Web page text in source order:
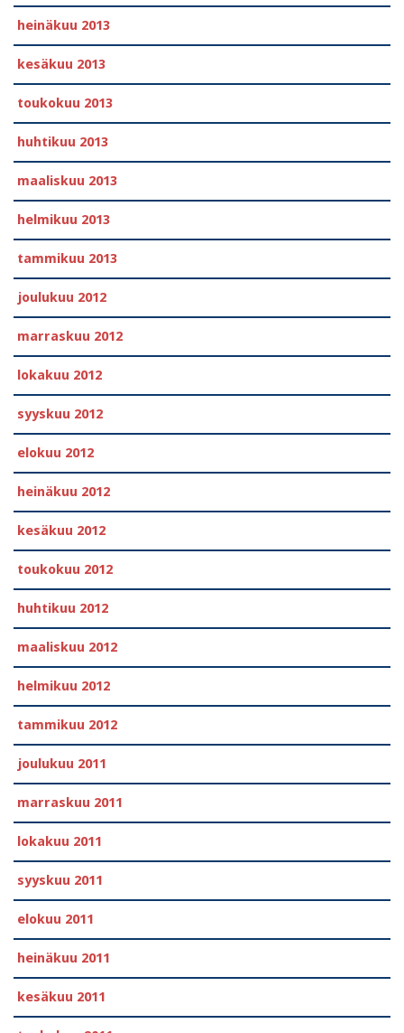
heinäkuu 2013
kesäkuu 2013
toukokuu 2013
huhtikuu 2013
maaliskuu 2013
helmikuu 2013
tammikuu 2013
joulukuu 2012
marraskuu 2012
lokakuu 2012
syyskuu 2012
elokuu 2012
heinäkuu 2012
kesäkuu 2012
toukokuu 2012
huhtikuu 2012
maaliskuu 2012
helmikuu 2012
tammikuu 2012
joulukuu 2011
marraskuu 2011
lokakuu 2011
syyskuu 2011
elokuu 2011
heinäkuu 2011
kesäkuu 2011